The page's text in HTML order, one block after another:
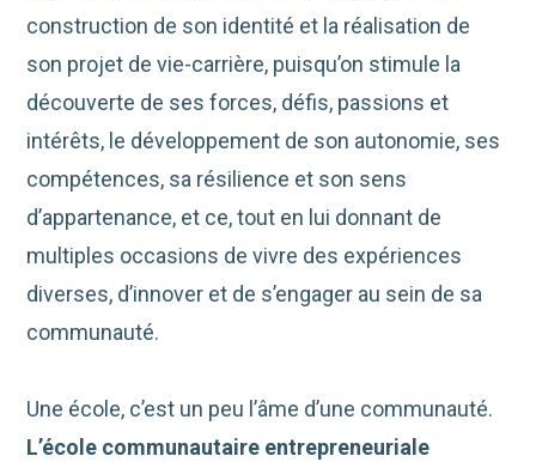
construction de son identité et la réalisation de
son projet de vie-carrière, puisqu’on stimule la
découverte de ses forces, défis, passions et
intérêts, le développement de son autonomie, ses
compétences, sa résilience et son sens
d’appartenance, et ce, tout en lui donnant de
multiples occasions de vivre des expériences
diverses, d’innover et de s’engager au sein de sa
communauté.
Une école, c’est un peu l’âme d’une communauté.
L’école communautaire entrepreneuriale